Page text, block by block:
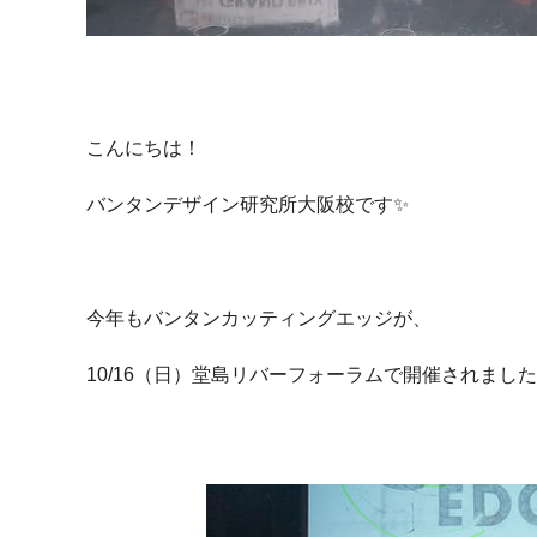
こんにちは！
バンタンデザイン研究所大阪校です✨
今年もバンタンカッティングエッジが、
10/16（日）堂島リバーフォーラムで開催されまし